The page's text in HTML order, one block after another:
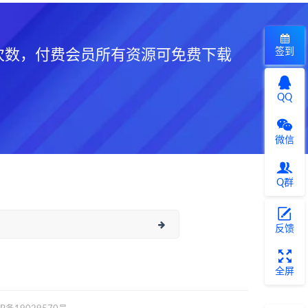
，付费会员所有资源可免费下载 签到
QQ
微信
Q群
反馈
全屏